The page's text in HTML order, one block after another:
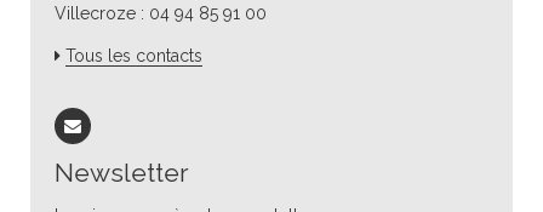
Villecroze : 04 94 85 91 00
Tous les contacts
Newsletter